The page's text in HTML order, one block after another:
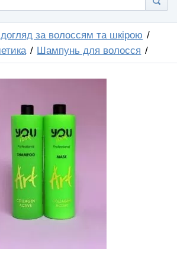
за волоссям та шкірою
Шампунь для волосся